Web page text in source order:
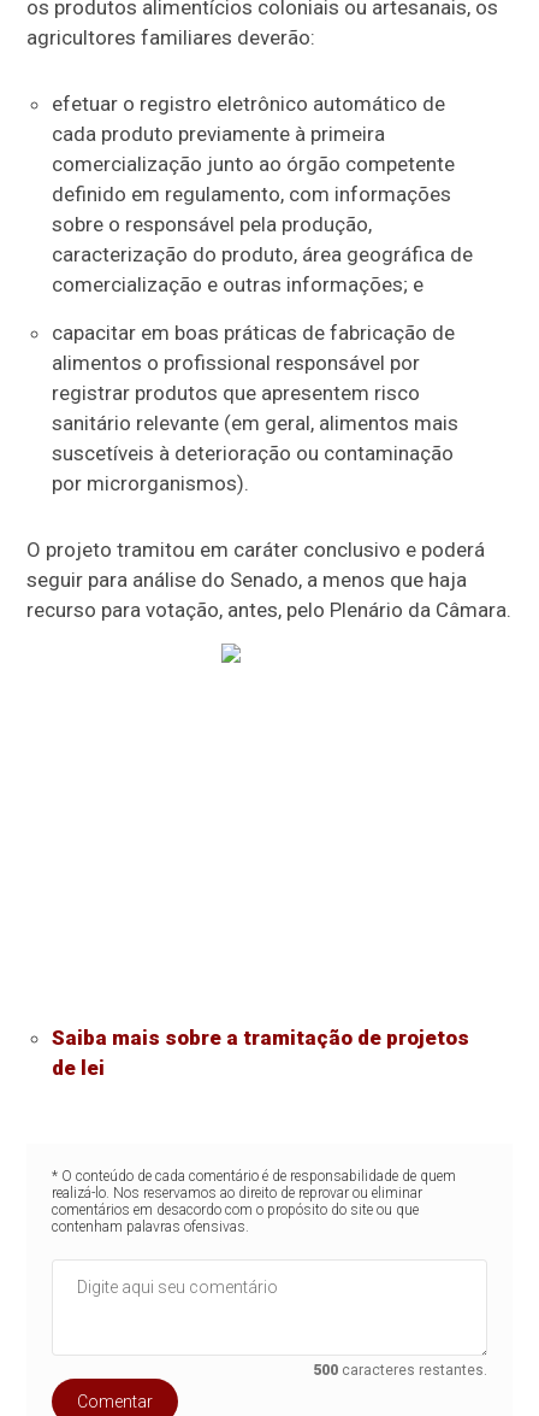
os produtos alimentícios coloniais ou artesanais, os
agricultores familiares deverão:
efetuar o registro eletrônico automático de
cada produto previamente à primeira
comercialização junto ao órgão competente
definido em regulamento, com informações
sobre o responsável pela produção,
caracterização do produto, área geográfica de
comercialização e outras informações; e
capacitar em boas práticas de fabricação de
alimentos o profissional responsável por
registrar produtos que apresentem risco
sanitário relevante (em geral, alimentos mais
suscetíveis à deterioração ou contaminação
por microrganismos).
O projeto tramitou em caráter conclusivo e poderá
seguir para análise do Senado, a menos que haja
recurso para votação, antes, pelo Plenário da Câmara.
Saiba mais sobre a tramitação de projetos
de lei
* O conteúdo de cada comentário é de responsabilidade de quem
realizá-lo. Nos reservamos ao direito de reprovar ou eliminar
comentários em desacordo com o propósito do site ou que
contenham palavras ofensivas.
500 caracteres restantes.
Comentar